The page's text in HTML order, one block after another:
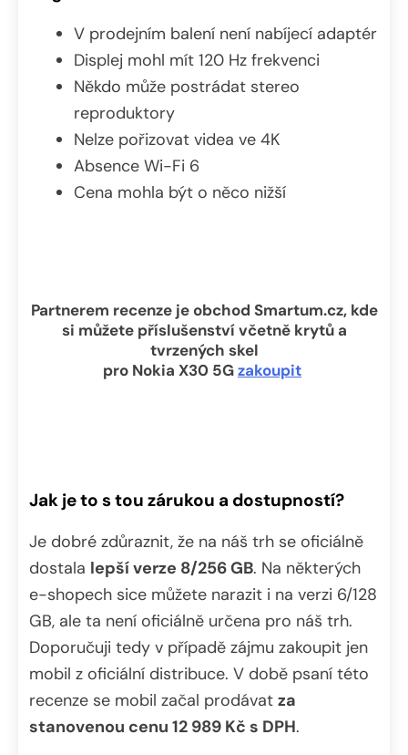
V prodejním balení není nabíjecí adaptér
Displej mohl mít 120 Hz frekvenci
Někdo může postrádat stereo
reproduktory
Nelze pořizovat videa ve 4K
Absence Wi-Fi 6
Cena mohla být o něco nižší
Partnerem recenze je obchod Smartum.cz, kde
si můžete příslušenství včetně krytů a
tvrzených skel
pro Nokia X30 5Gzakoupit
Jak je to s tou zárukou a dostupností?
Je dobré zdůraznit, že na náš trh se oficiálně
dostala lepší verze 8/256 GB. Na některých
e-shopech sice můžete narazit i na verzi 6/128
GB, ale ta není oficiálně určena pro náš trh.
Doporučuji tedy v případě zájmu zakoupit jen
mobil z oficiální distribuce. V době psaní této
recenze se mobil začal prodávat za
stanovenou cenu 12 989 Kč s DPH.